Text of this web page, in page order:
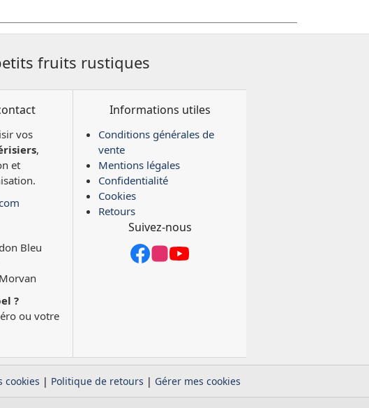
fruits rustiques
vos
,
et
Bleu
?
ou votre
Informations utiles
Conditions générales de
vente
Mentions légales
Confidentialité
Cookies
Retours
Suivez-nous
cookies | Politique de retours | Gérer mes cookies